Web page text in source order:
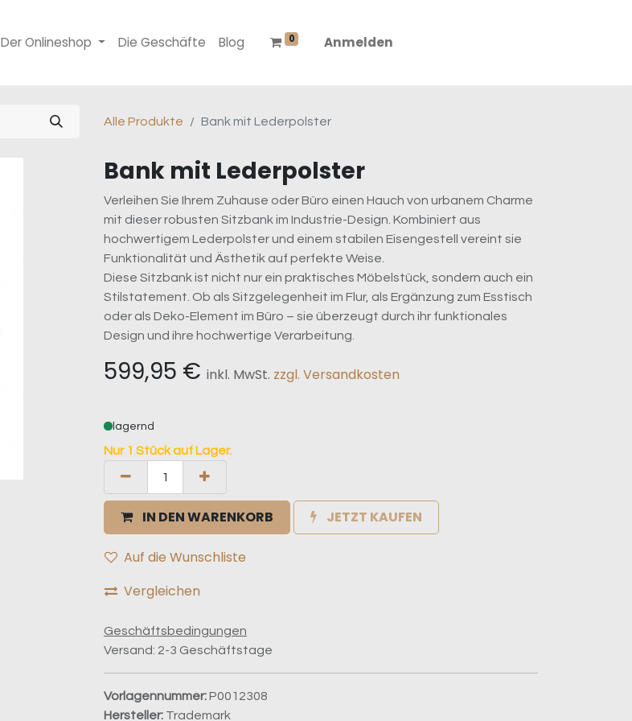
Der Onlineshop Die Geschäfte Blog 0 Anmelden
Alle Produkte Bank mit Lederpolster
Bank mit Lederpolster
Verleihen Sie Ihrem Zuhause oder Büro einen Hauch von urbanem Charme
mit dieser robusten Sitzbank im Industrie-Design. Kombiniert aus
hochwertigem Lederpolster und einem stabilen Eisengestell vereint sie
Funktionalität und Ästhetik auf perfekte Weise.
Diese Sitzbank ist nicht nur ein praktisches Möbelstück, sondern auch ein
Stilstatement. Ob als Sitzgelegenheit im Flur, als Ergänzung zum Esstisch
oder als Deko-Element im Büro – sie überzeugt durch ihr funktionales
Design und ihre hochwertige Verarbeitung.
599,95 € inkl. MwSt. zzgl. Versandkosten
lagernd
Nur 1 Stück auf Lager.
IN DEN WARENKORB JETZT KAUFEN
Auf die Wunschliste
Vergleichen
Geschäftsbedingungen
Versand: 2-3 Geschäftstage
Vorlagennummer:P0012308
Hersteller: Trademark